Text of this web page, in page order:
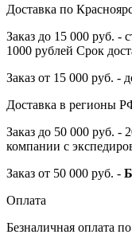
Доставка по
Заказ до 15 000 руб. -
1000 рублей Срок
Заказ от 15 000 руб. -
Доставка в регионы
Заказ до 50 000 руб. -
компании с
Заказ от 50 000 руб. -
Оплата
Безналичная оплата